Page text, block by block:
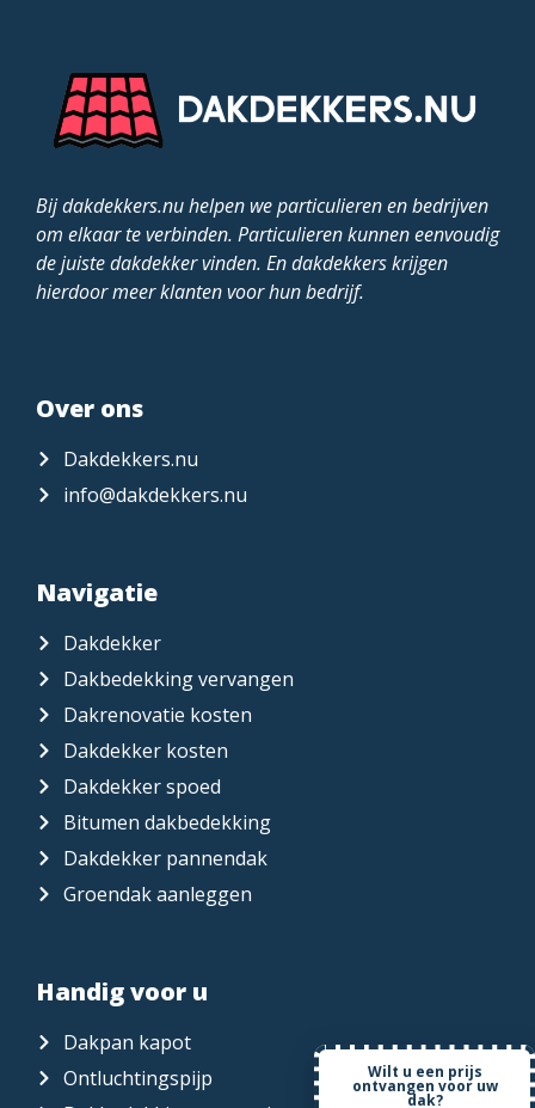
Bij dakdekkers.nu helpen we particulieren en bedrijven
om elkaar te verbinden. Particulieren kunnen eenvoudig
de juiste dakdekker vinden. En dakdekkers krijgen
hierdoor meer klanten voor hun bedrijf.
Over ons
Dakdekkers.nu
info@dakdekkers.nu
Navigatie
Dakdekker
Dakbedekking vervangen
Dakrenovatie kosten
Dakdekker kosten
Dakdekker spoed
Bitumen dakbedekking
Dakdekker pannendak
Groendak aanleggen
Handig voor u
Dakpan kapot
Ontluchtingspijp
Wilt u een prijs
ontvangen voor uw
dak?